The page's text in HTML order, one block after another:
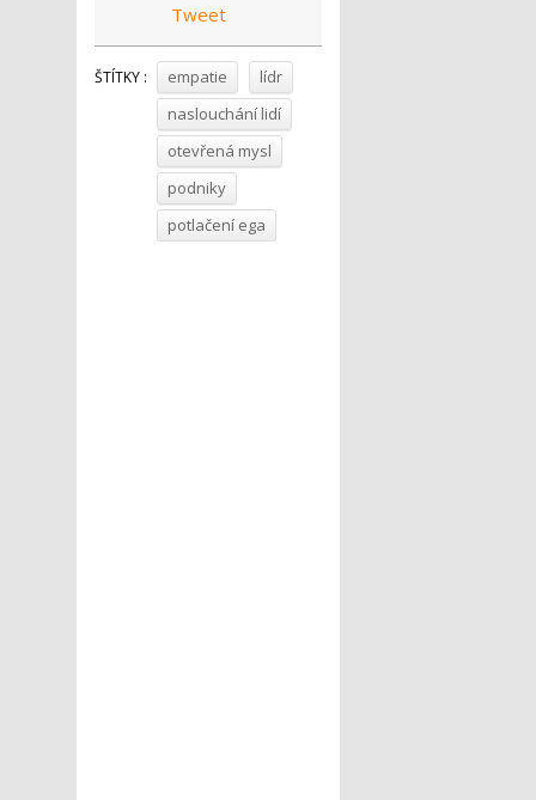
Tweet
ŠTÍTKY : empatie
lídr
naslouchání lidí
otevřená mysl
podniky
potlačení ega